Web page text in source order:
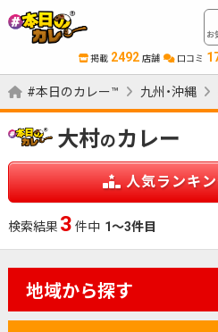
お
掲載 2492 店舗 口コミ
#本日のカレー™ 九州・沖縄
大村のカレー
人気ランキ
検索結果 3 件中 1～3件目
地域から探す